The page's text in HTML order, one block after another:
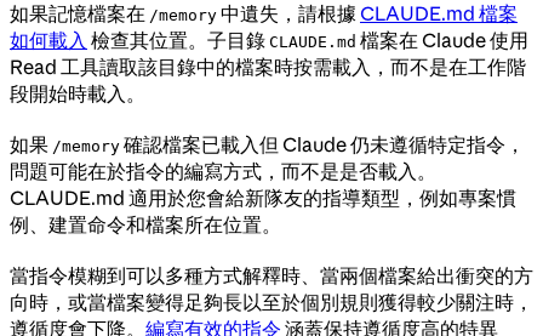
如果記憶檔案在 /memory 中遺失，請根據 CLAUDE.md 檔案
如何載入 檢查其位置。子目錄 CLAUDE.md 檔案在 Claude 使用
Read 工具讀取該目錄中的檔案時按需載入，而不是在工作階
段開始時載入。
如果 /memory 確認檔案已載入但 Claude 仍未遵循特定指令，
問題可能在於指令的編寫方式，而不是是否載入。
CLAUDE.md 適用於您會給新隊友的指導類型，例如專案慣
例、建置命令和檔案所在位置。
當指令模糊到可以多種方式解釋時、當兩個檔案給出衝突的方
向時，或當檔案變得足夠長以至於個別規則獲得較少關注時，
遵循度會下降。 編寫有效的指令 涵蓋保持遵循度高的特異